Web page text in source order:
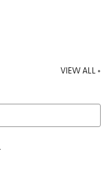
VIEW ALL +